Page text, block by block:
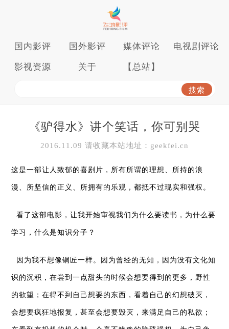
国内影评 国外影评 媒体评论 电视剧评论
影视资源 关于 【总站】
《驴得水》讲个笑话，你可别哭
2016.11.09 请收藏本站地址：geekfei.cn
这是一部让人致郁的喜剧片，所有所谓的理想、所持的浪
漫、所坚信的正义、所拥有的乐观，都抵不过现实和强权。
看了这部电影，让我开始审视我们为什么要读书，为什么要
学习，什么是知识分子？
因为我不想像铜匠一样。因为曾经的无知，因为没有文化知
识的沉积，在尝到一点甜头的时候会想要得到的更多，野性
的欲望；在得不到自己想要的东西，看着自己的幻想破灭，
会想要疯狂地报复，甚至会想要毁灭，来满足自己的私欲；